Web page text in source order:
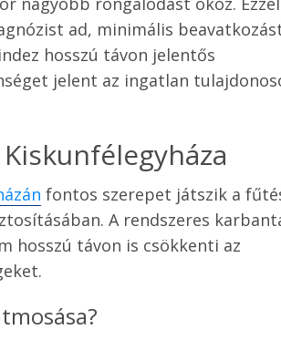
ad, minimális
hosszú távon jelentős
jelent az ingatlan
fontos szerepet játszik a
A rendszeres
hosszú távon is csökkenti az